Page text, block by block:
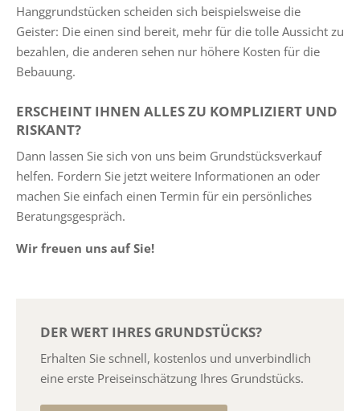
Hanggrundstücken scheiden sich beispielsweise die
Geister: Die einen sind bereit, mehr für die tolle Aussicht zu
bezahlen, die anderen sehen nur höhere Kosten für die
Bebauung.
ERSCHEINT IHNEN ALLES ZU KOMPLIZIERT UND
RISKANT?
Dann lassen Sie sich von uns beim Grundstücksverkauf
helfen. Fordern Sie jetzt weitere Informationen an oder
machen Sie einfach einen Termin für ein persönliches
Beratungsgespräch.
Wir freuen uns auf Sie!
DER WERT IHRES GRUNDSTÜCKS?
Erhalten Sie schnell, kostenlos und unverbindlich
eine erste Preiseinschätzung Ihres Grundstücks.